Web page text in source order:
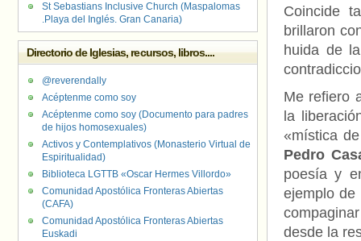
Coincide
brillaron
huida de
Me refiero
la
«mística
Pedro
poesía y
ejemplo
desde la
St Sebastians Inclusive Church (Maspalomas
.Playa del Inglés. Gran Canaria)
Directorio de Iglesias, recursos, libros....
@reverendally
Acéptenme como soy
Acéptenme como soy (Documento para padres
de hijos homosexuales)
Activos y Contemplativos (Monasterio Virtual de
Espiritualidad)
Biblioteca LGTTB «Oscar Hermes Villordo»
Comunidad Apostólica Fronteras Abiertas
(CAFA)
Comunidad Apostólica Fronteras Abiertas
Euskadi